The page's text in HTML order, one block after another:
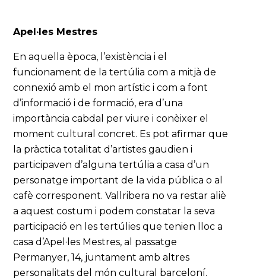
Apel·les Mestres
En aquella època, l’existència i el
funcionament de la tertúlia com a mitjà de
connexió amb el mon artístic i com a font
d’informació i de formació, era d’una
importància cabdal per viure i conèixer el
moment cultural concret. Es pot afirmar que
la pràctica totalitat d’artistes gaudien i
participaven d’alguna tertúlia a casa d’un
personatge important de la vida pública o al
cafè corresponent. Vallribera no va restar aliè
a aquest costum i podem constatar la seva
participació en les tertúlies que tenien lloc a
casa d’Apel·les Mestres, al passatge
Permanyer, 14, juntament amb altres
personalitats del món cultural barceloní.